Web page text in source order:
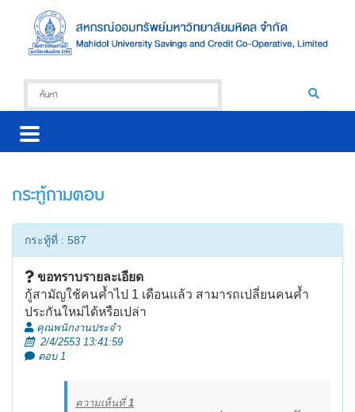
กระทู้ถามตอบ
กระทู้ที่ : 587
ขอทราบรายละเอียด
กู้สามัญใช้คนค้ำไป 1 เดือนแล้ว สามารถเปลี่ยนคนค้ำ
ประกันใหม่ได้หรือเปล่า
คุณพนักงานประจำ
2/4/2553 13:41:59
ตอบ 1
ความเห็นที่1